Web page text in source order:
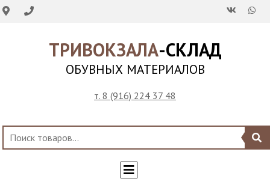
ТРИВОКЗАЛА-СКЛАД
ОБУВНЫХ МАТЕРИАЛОВ
т. 8 (916) 224 37 48